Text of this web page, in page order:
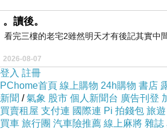
。讀後。
看完三樓的老宅2雖然明天才有後記其實中
2026-08-07
登入 註冊
PChome首頁 線上購物 24h購物 書店
新聞 /氣象 股市 個人新聞台 廣告刊登
買賣租屋 支付連 國際連 Pi 拍錢包 旅遊
買車 旅行團 汽車險推薦 線上麻將 雜誌